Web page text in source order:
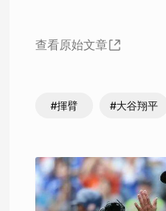
查看原始文章
#揮臂 #大谷翔平